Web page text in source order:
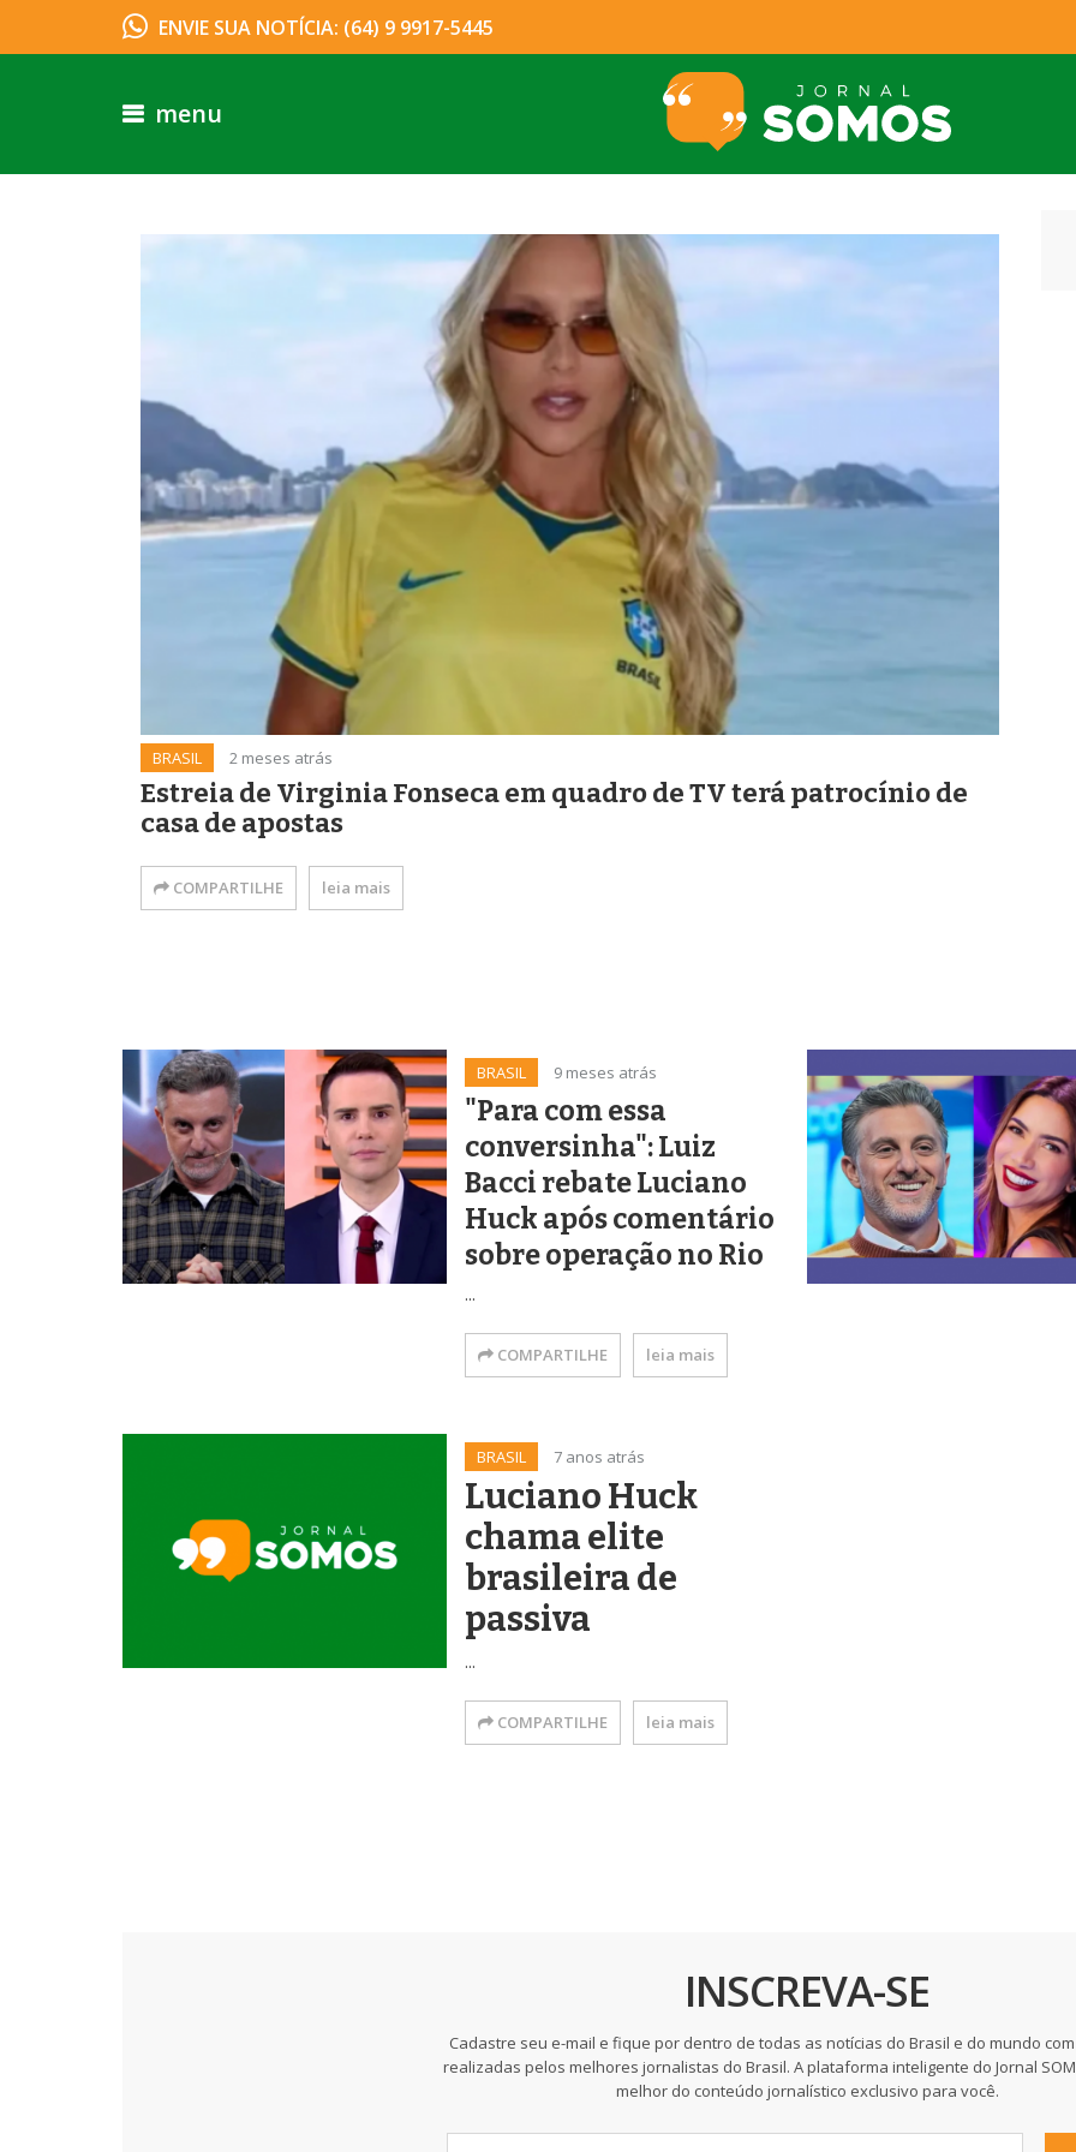
ENVIE SUA NOTÍCIA: (64) 9 9917-5445
menu
BRASIL 2 meses atrás
Estreia de Virginia Fonseca em quadro de TV terá patrocínio de
casa de apostas
COMPARTILHE leia mais
BRASIL 9 meses atrás
"Para com essa
conversinha": Luiz
Bacci rebate Luciano
Huck após comentário
sobre operação no Rio
...
COMPARTILHE leia mais
BRASIL 7 anos atrás
Luciano Huck
chama elite
brasileira de
passiva
...
COMPARTILHE leia mais
INSCREVA-SE
Cadastre seu e-mail e fique por dentro de todas as notícias do Brasil e do mundo
realizadas pelos melhores jornalistas do Brasil. A plataforma inteligente do Jornal
melhor do conteúdo jornalístico exclusivo para você.